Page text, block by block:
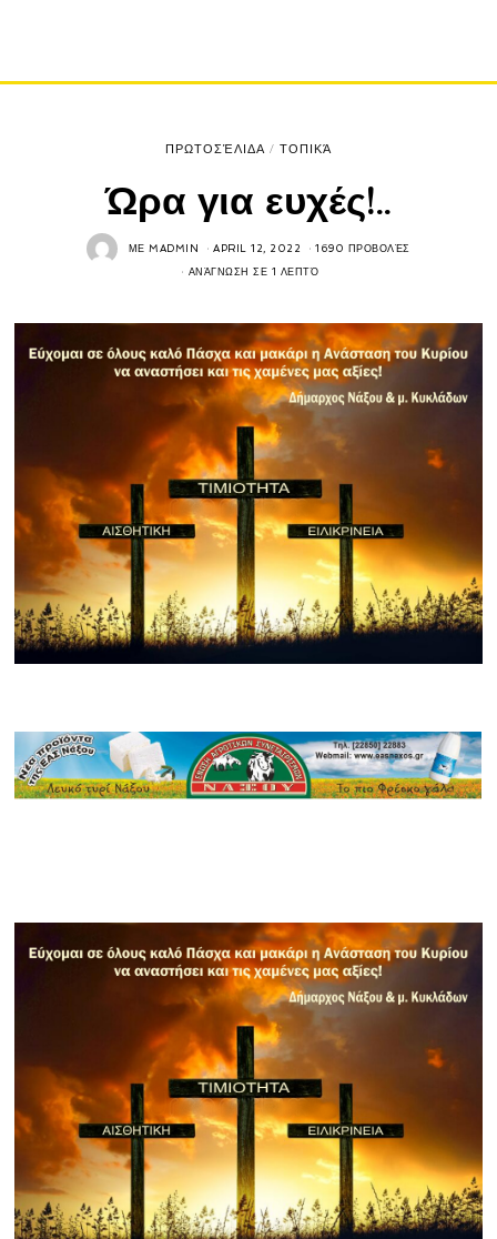
ΠΡΩΤΟΣΈΛΙΔΑ / ΤΟΠΙΚΆ
Ώρα για ευχές!..
ΜΕMADMIN APRIL 12, 2022 1690 ΠΡΟΒΟΛΈΣ
ΑΝΆΓΝΩΣΗ ΣΕ 1 ΛΕΠΤΌ